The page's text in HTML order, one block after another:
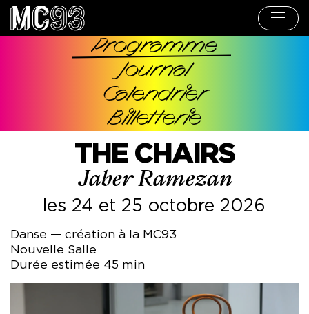
Aller
contenu
Navigation
Programme
Journal
Calendrier
Billetterie
Danse — création à la MC93
THE CHAIRS
Jaber Ramezan
les 24 et 25 octobre 2026
Nouvelle Salle
Durée estimée 45 min